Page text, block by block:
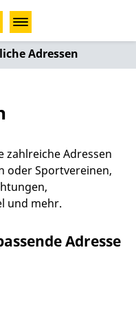
Adressen
zahlreiche Adressen
oder Sportvereinen,
und mehr.
Adresse